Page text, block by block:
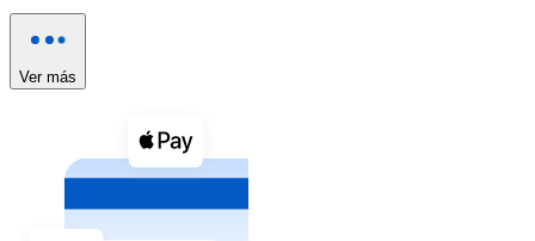
Ver todo
Compra criptomonedas con efectivo en tu tienda más
Comprar con efectivo
Ver más